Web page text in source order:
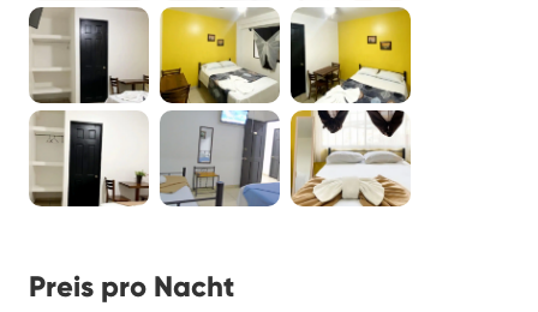
Preis pro Nacht